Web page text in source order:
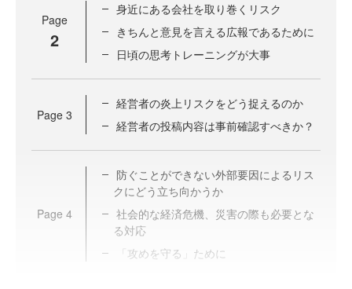
Page
2
身近にある会社を取り巻くリスク
きちんと意見を言える広報であるために
日頃の思考トレーニングが大事
Page 3
経営者の炎上リスクをどう捉えるのか
経営者の投稿内容は事前確認すべきか？
Page 4
防ぐことができない外部要因によるリス
クにどう立ち向かうか
社会的な経済危機、災害の際も必要とな
る対応
「攻めを守る」ために